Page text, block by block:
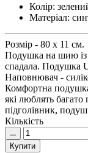
Колір:
Матеріал:
Розмір - 80 х 11 см.
Подушка на шию із
спадала. Подушка
Наповнювач -
Комфортна
які люблять
підголівник,
Кількість
Купити